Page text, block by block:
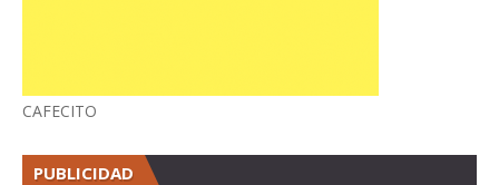
CAFECITO
PUBLICIDAD